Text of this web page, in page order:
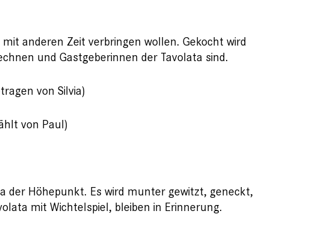
anderen Zeit verbringen wollen. Gekocht wird
und Gastgeberinnen der Tavolata sind.
von Silvia)
von Paul)
der Höhepunkt. Es wird munter gewitzt, geneckt,
mit Wichtelspiel, bleiben in Erinnerung.